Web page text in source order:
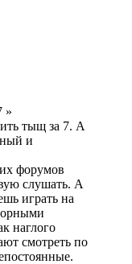
»
тыщ за 7. А
и
форумов
слушать. А
играть на
наглого
смотреть по